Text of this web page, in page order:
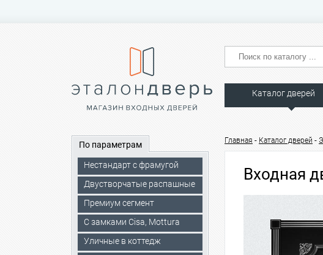
Каталог дверей
По параметрам
Нестандарт с фрамугой
Двустворчатые распашные
Премиум сегмент
C замками Cisa, Mottura
Уличные в коттедж
Главная - Каталог дверей -
Входная